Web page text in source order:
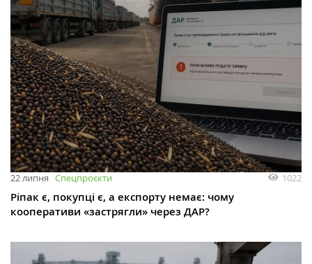
22 липня Спецпроєкти 1022
Ріпак є, покупці є, а експорту немає: чому
кооперативи «застрягли» через ДАР?